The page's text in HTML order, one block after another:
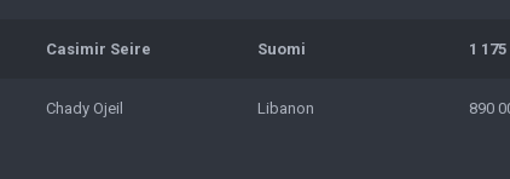
Casimir Seire Suomi 1 175
Chady Ojeil Libanon 890